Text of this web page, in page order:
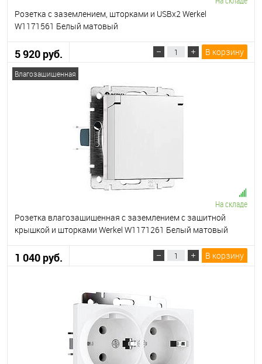
Розетка с заземлением, шторками и USBх2 Werkel
W1171561 Белый матовый
5 920 руб. В корзину
Влагозащищенная
На складе
Розетка влагозащищенная с заземлением с защитной
крышкой и шторками Werkel W1171261 Белый матовый
1 040 руб. В корзину